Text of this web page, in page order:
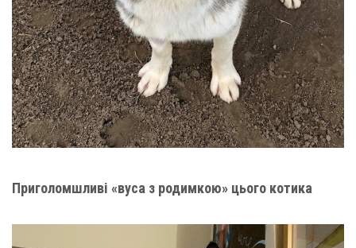
Приголомшливі «вуса з родимкою» цього котика